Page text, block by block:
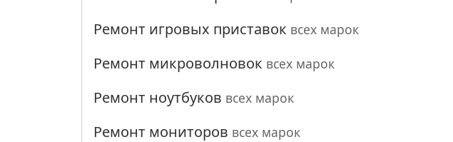
Ремонт игровых приставок всех марок
Ремонт микроволновок всех марок
Ремонт ноутбуков всех марок
Ремонт мониторов всех марок